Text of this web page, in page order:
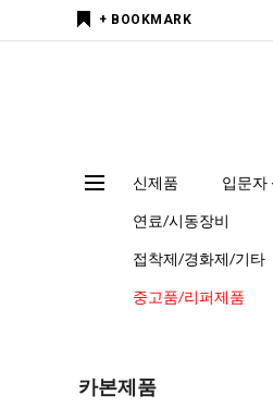
+ BOOKMARK
신제품 입문자
연료/시동장비
접착제/경화제/기타
중고품/리퍼제품
카본제품